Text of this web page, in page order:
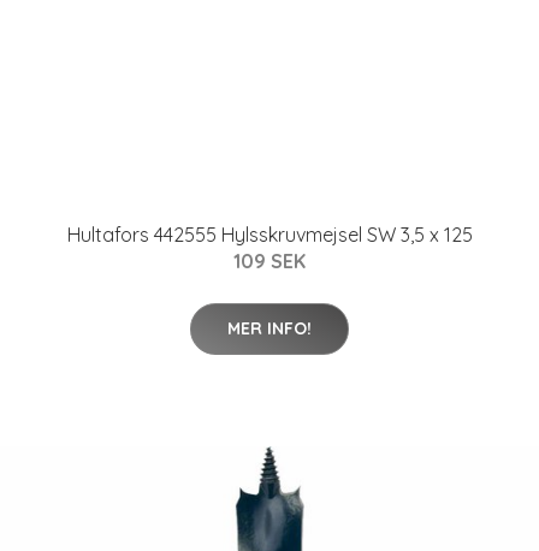
Hultafors 442555 Hylsskruvmejsel SW 3,5 x 125
109 SEK
MER INFO!